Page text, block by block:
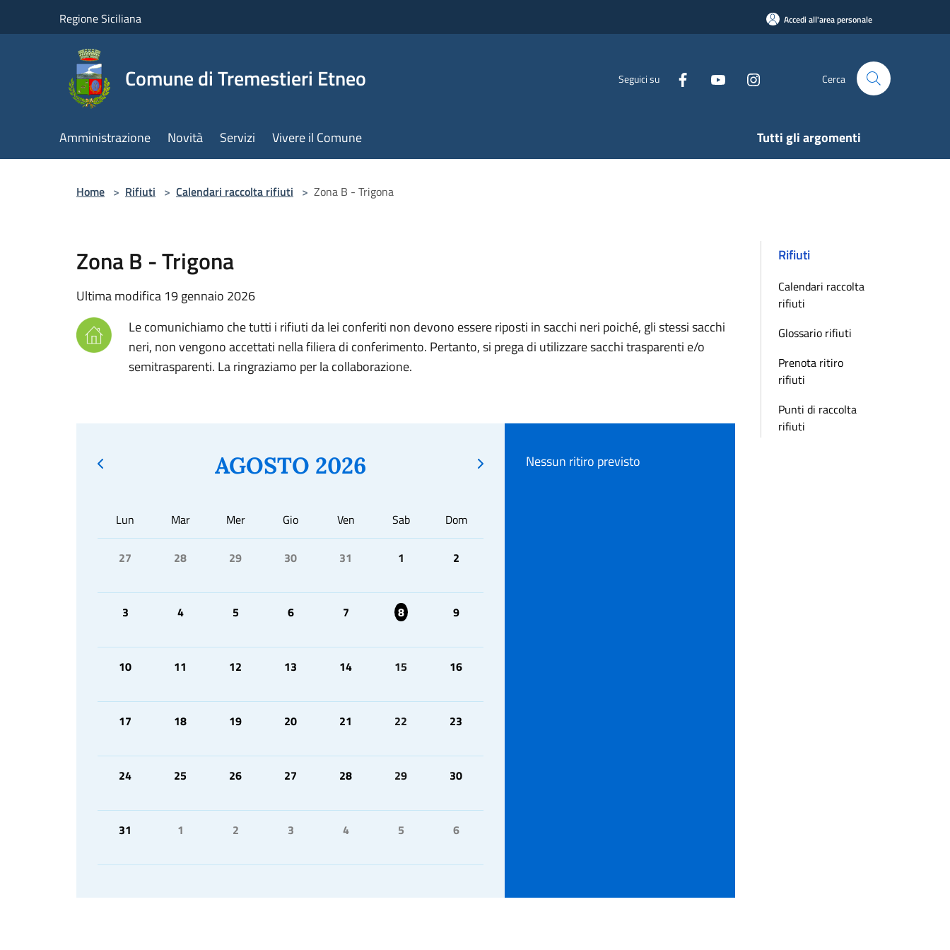
Regione Siciliana Accedi all'area personale
Comune di Tremestieri Etneo Seguici su Cerca
Amministrazione Novità Servizi Vivere il Comune Tutti gli argomenti
Home > Rifiuti > Calendari raccolta rifiuti > Zona B - Trigona
Zona B - Trigona
Ultima modifica 19 gennaio 2026
Le comunichiamo che tutti i rifiuti da lei conferiti non devono essere riposti in sacchi neri poiché, gli stessi sacchi
neri, non vengono accettati nella filiera di conferimento. Pertanto, si prega di utilizzare sacchi trasparenti e/o
semitrasparenti. La ringraziamo per la collaborazione.
AGOSTO 2026
Lun Mar Mer Gio Ven Sab Dom
27 28 29 30 31 1 2
3 4 5 6 7 8 9
10 11 12 13 14 15 16
17 18 19 20 21 22 23
24 25 26 27 28 29 30
31 1 2 3 4 5 6
Nessun ritiro previsto
Rifiuti
Calendari raccolta
rifiuti
Glossario rifiuti
Prenota ritiro
rifiuti
Punti di raccolta
rifiuti